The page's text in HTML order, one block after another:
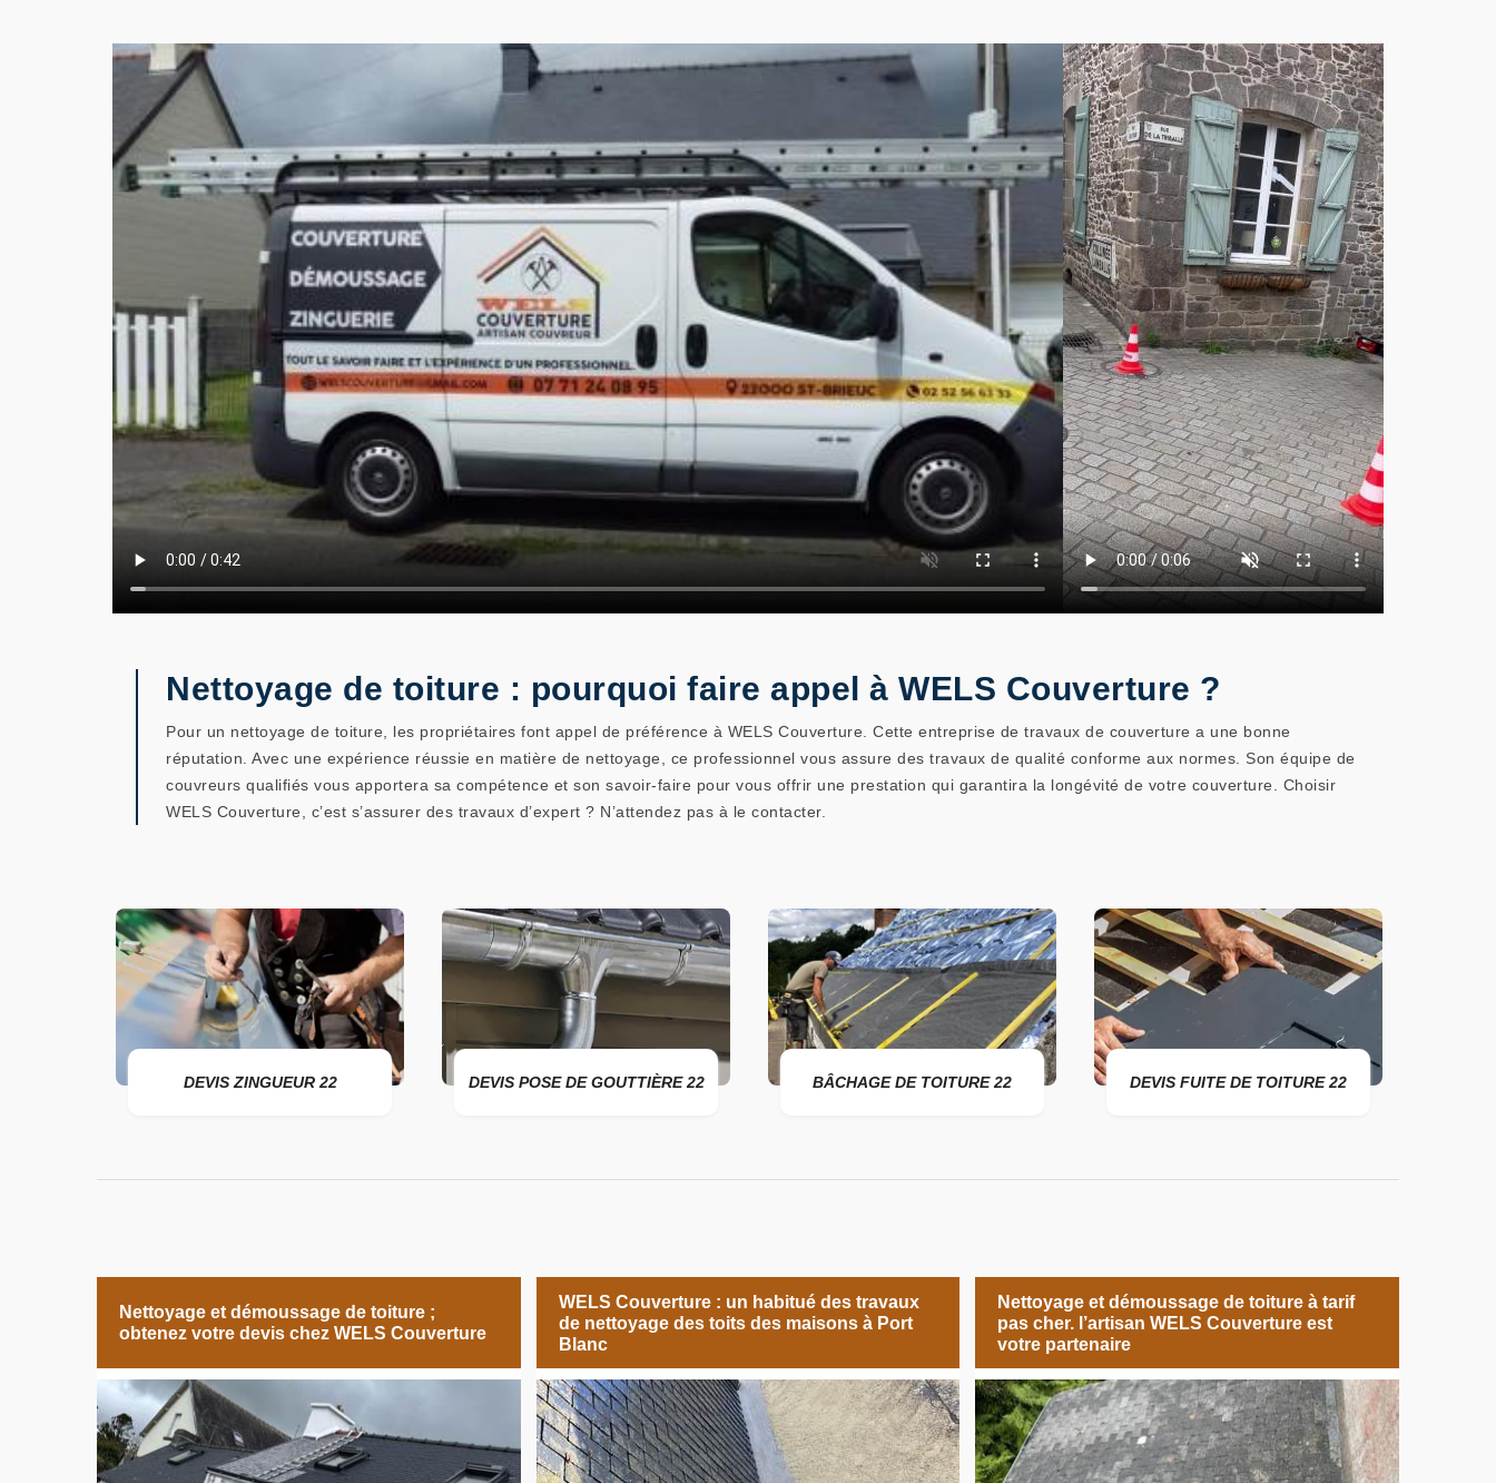
Nettoyage de toiture : pourquoi faire appel à WELS Couverture ?
Pour un nettoyage de toiture, les propriétaires font appel de préférence à WELS Couverture. Cette entreprise de travaux de couverture a une bonne
réputation. Avec une expérience réussie en matière de nettoyage, ce professionnel vous assure des travaux de qualité conforme aux normes. Son équipe de
couvreurs qualifiés vous apportera sa compétence et son savoir-faire pour vous offrir une prestation qui garantira la longévité de votre couverture. Choisir
WELS Couverture, c’est s’assurer des travaux d’expert ? N’attendez pas à le contacter.
DEVIS ZINGUEUR 22 DEVIS POSE DE GOUTTIÈRE 22 BÂCHAGE DE TOITURE 22 DEVIS FUITE DE TOITURE 22
Nettoyage et démoussage de toiture ;
obtenez votre devis chez WELS Couverture
WELS Couverture : un habitué des travaux
de nettoyage des toits des maisons à Port
Blanc
Nettoyage et démoussage de toiture à tarif
pas cher. l’artisan WELS Couverture est
votre partenaire